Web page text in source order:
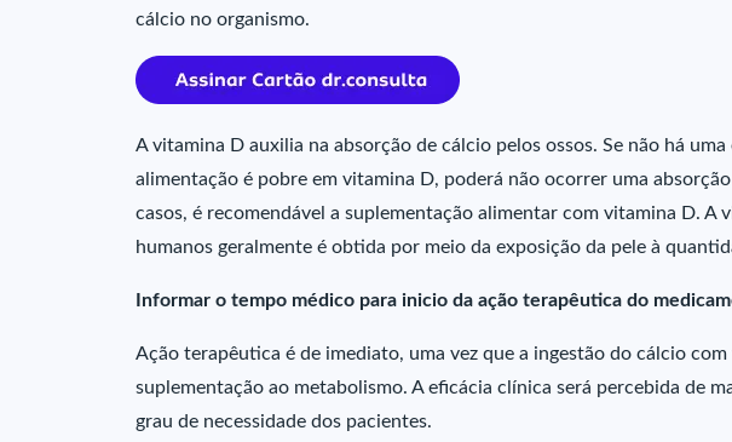
cálcio no organismo.
A vitamina D auxilia na absorção de cálcio pelos ossos. Se não há
alimentação é pobre em vitamina D, poderá não ocorrer uma
casos, é recomendável a suplementação alimentar com vitamina D. A
humanos geralmente é obtida por meio da exposição da pele à
Informar o tempo médico para inicio da ação terapêutica do
Ação terapêutica é de imediato, uma vez que a ingestão do cálcio
suplementação ao metabolismo. A eficácia clínica será percebida de
grau de necessidade dos pacientes.